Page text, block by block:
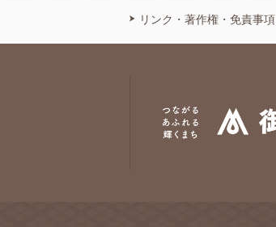
リンク・著作権・免責事項